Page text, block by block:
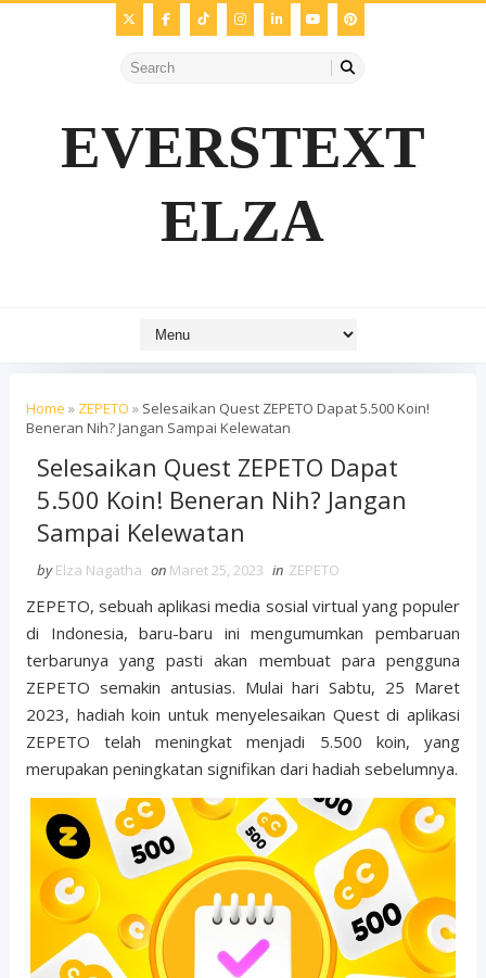
EVERSTEXT
ELZA
Home » ZEPETO » Selesaikan Quest ZEPETO Dapat 5.500 Koin!
Beneran Nih? Jangan Sampai Kelewatan
Selesaikan Quest ZEPETO Dapat
5.500 Koin! Beneran Nih? Jangan
Sampai Kelewatan
by Elza Nagatha on Maret 25, 2023 in ZEPETO
ZEPETO, sebuah aplikasi media sosial virtual yang populer
di Indonesia, baru-baru ini mengumumkan pembaruan
terbarunya yang pasti akan membuat para pengguna
ZEPETO semakin antusias. Mulai hari Sabtu, 25 Maret
2023, hadiah koin untuk menyelesaikan Quest di aplikasi
ZEPETO telah meningkat menjadi 5.500 koin, yang
merupakan peningkatan signifikan dari hadiah sebelumnya.